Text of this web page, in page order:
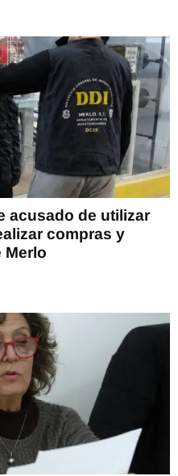
acusado de utilizar
compras y
Merlo